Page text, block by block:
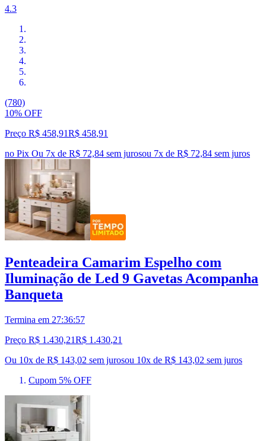
4.3
(780)
10% OFF
Preço R$ 458,91R$ 458,91
no Pix Ou 7x de R$ 72,84 sem jurosou 7x de R$ 72,84 sem juros
Penteadeira Camarim Espelho com
Iluminação de Led 9 Gavetas Acompanha
Banqueta
Termina em 27:36:56
Preço R$ 1.430,21R$ 1.430,21
Ou 10x de R$ 143,02 sem jurosou 10x de R$ 143,02 sem juros
Cupom 5% OFF